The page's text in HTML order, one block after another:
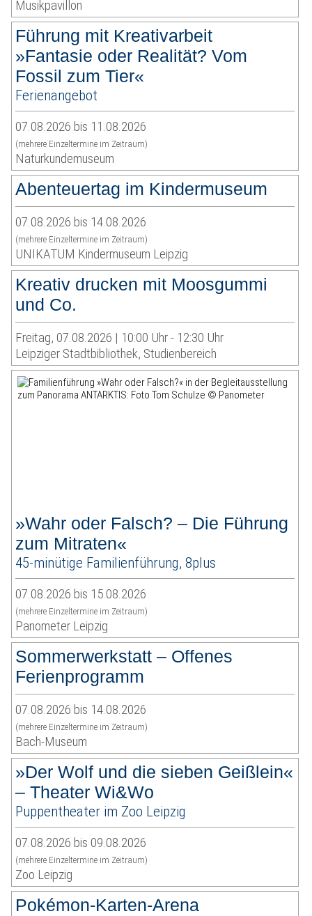
Musikpavillon
Führung mit Kreativarbeit
»Fantasie oder Realität? Vom
Fossil zum Tier«
Ferienangebot
07.08.2026 bis 11.08.2026
(mehrere Einzeltermine im Zeitraum)
Naturkundemuseum
Abenteuertag im Kindermuseum
07.08.2026 bis 14.08.2026
(mehrere Einzeltermine im Zeitraum)
UNIKATUM Kindermuseum Leipzig
Kreativ drucken mit Moosgummi
und Co.
Freitag, 07.08.2026 | 10:00 Uhr - 12:30 Uhr
Leipziger Stadtbibliothek, Studienbereich
»Wahr oder Falsch? – Die Führung
zum Mitraten«
45-minütige Familienführung, 8plus
07.08.2026 bis 15.08.2026
(mehrere Einzeltermine im Zeitraum)
Panometer Leipzig
Sommerwerkstatt – Offenes
Ferienprogramm
07.08.2026 bis 14.08.2026
(mehrere Einzeltermine im Zeitraum)
Bach-Museum
»Der Wolf und die sieben Geißlein«
– Theater Wi&Wo
Puppentheater im Zoo Leipzig
07.08.2026 bis 09.08.2026
(mehrere Einzeltermine im Zeitraum)
Zoo Leipzig
Pokémon-Karten-Arena